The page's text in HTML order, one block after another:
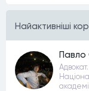
Найактивнiшi
Павло